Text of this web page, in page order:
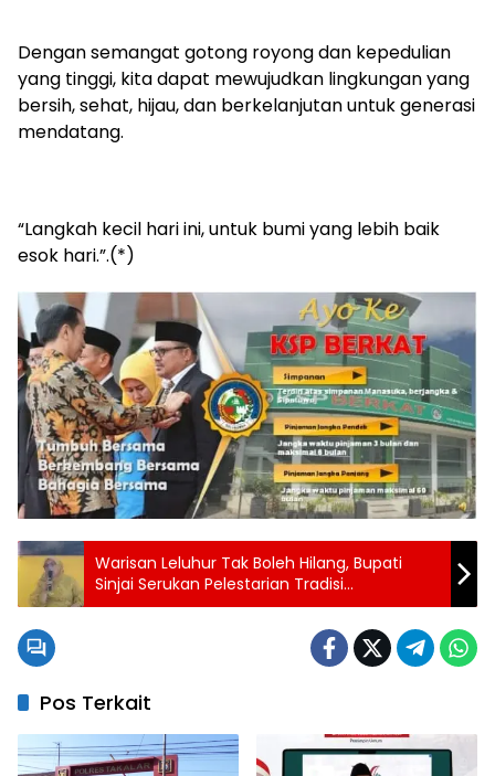
Dengan semangat gotong royong dan kepedulian
yang tinggi, kita dapat mewujudkan lingkungan yang
bersih, sehat, hijau, dan berkelanjutan untuk generasi
mendatang.
“Langkah kecil hari ini, untuk bumi yang lebih baik
esok hari.”.(*)
Warisan Leluhur Tak Boleh Hilang, Bupati
Sinjai Serukan Pelestarian Tradisi
Mattompang Pusaka
Pos Terkait